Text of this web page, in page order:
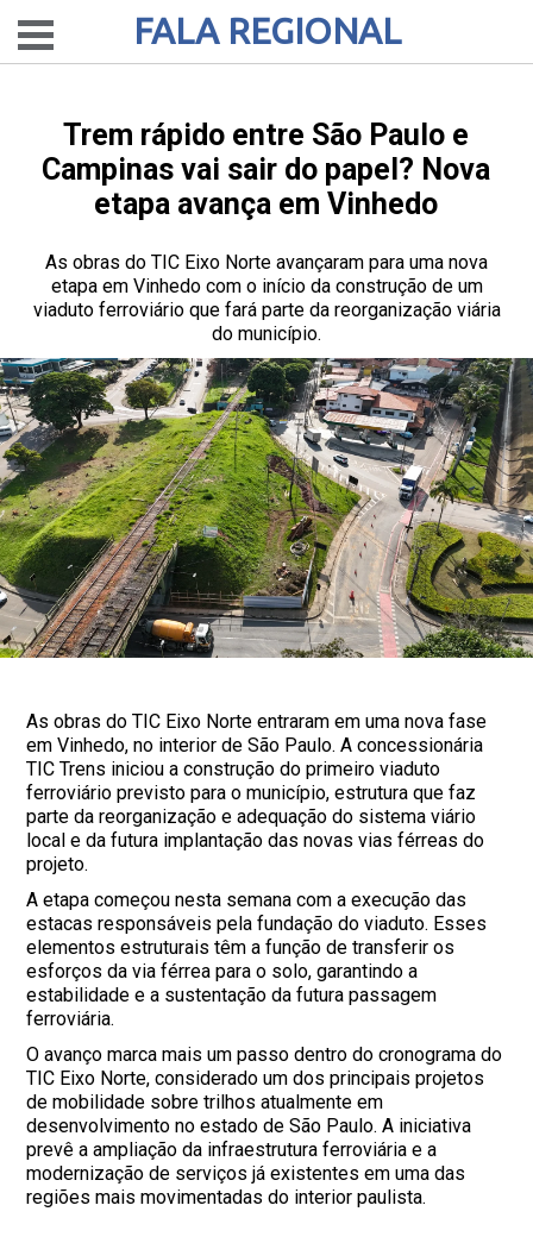
FALA REGIONAL
Trem rápido entre São Paulo e
Campinas vai sair do papel? Nova
etapa avança em Vinhedo
As obras do TIC Eixo Norte avançaram para uma nova
etapa em Vinhedo com o início da construção de um
viaduto ferroviário que fará parte da reorganização viária
do município.
As obras do TIC Eixo Norte entraram em uma nova fase
em Vinhedo, no interior de São Paulo. A concessionária
TIC Trens iniciou a construção do primeiro viaduto
ferroviário previsto para o município, estrutura que faz
parte da reorganização e adequação do sistema viário
local e da futura implantação das novas vias férreas do
projeto.
A etapa começou nesta semana com a execução das
estacas responsáveis pela fundação do viaduto. Esses
elementos estruturais têm a função de transferir os
esforços da via férrea para o solo, garantindo a
estabilidade e a sustentação da futura passagem
ferroviária.
O avanço marca mais um passo dentro do cronograma do
TIC Eixo Norte, considerado um dos principais projetos
de mobilidade sobre trilhos atualmente em
desenvolvimento no estado de São Paulo. A iniciativa
prevê a ampliação da infraestrutura ferroviária e a
modernização de serviços já existentes em uma das
regiões mais movimentadas do interior paulista.